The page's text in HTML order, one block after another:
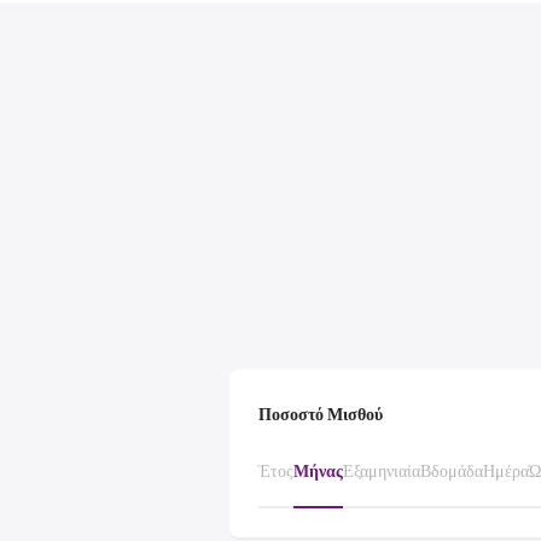
Ποσοστό Μισθού
ΈτοςΜήναςΕξαμηνιαίαΒδομάδαΗμέρα